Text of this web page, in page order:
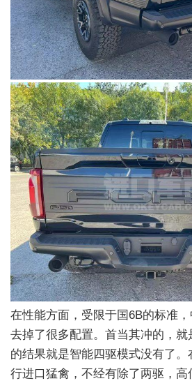
在性能方面，受限于国6B的标准，
去掉了很多配置。首当其冲的，
的结果就是智能四驱模式没有了
行进口猛禽，不经有除了两驱，高